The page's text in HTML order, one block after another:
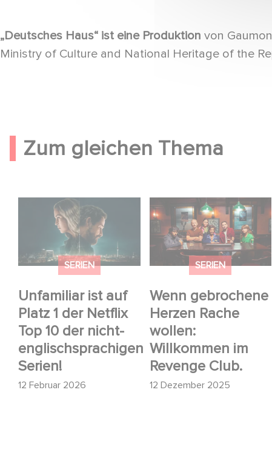
„Deutsches Haus“ ist eine Produktion von
Ministry of Culture and National Heritage of the
Zum gleichen Thema
SERIEN
Unfamiliar ist auf
Platz 1 der Netflix
Top 10 der nicht-
englischsprachigen
Serien!
12 Februar 2026
Unfamiliar ist auf Platz
1 der Netflix Top 10 der
nicht-
englischsprachigen
SERIEN
Wenn gebrochene
Herzen Rache
wollen:
Willkommen im
Revenge Club.
12 Dezember 2025
Wenn gebrochene
Herzen Rache wollen:
Willkommen im
Revenge Club.